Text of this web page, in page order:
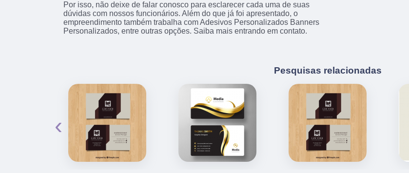
Por isso, não deixe de falar conosco para esclarecer cada uma de suas
dúvidas com nossos funcionários. Além do que já foi apresentado, o
empreendimento também trabalha com Adesivos Personalizados Banners
Personalizados, entre outras opções. Saiba mais entrando em contato.
Pesquisas relacionadas
‹